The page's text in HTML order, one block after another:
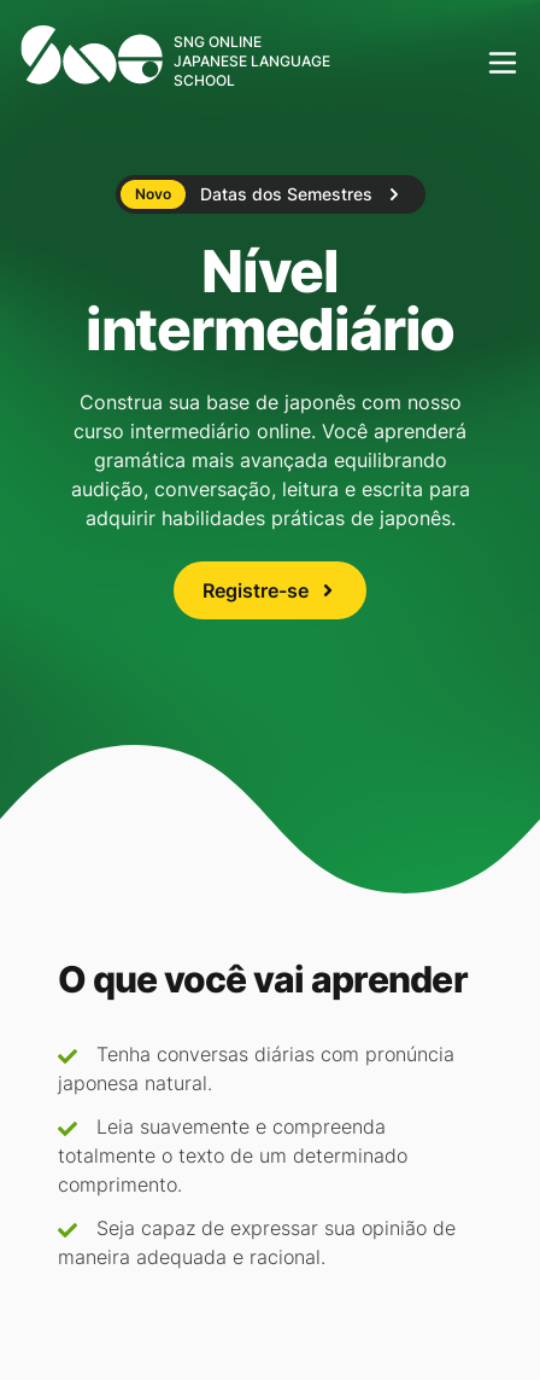
SNG ONLINE
JAPANESE LANGUAGE
SCHOOL
Novo Datas dos Semestres
Nível
intermediário
Construa sua base de japonês com nosso
curso intermediário online. Você aprenderá
gramática mais avançada equilibrando
audição, conversação, leitura e escrita para
adquirir habilidades práticas de japonês.
Registre-se
O que você vai aprender
Tenha conversas diárias com pronúncia
japonesa natural.
Leia suavemente e compreenda
totalmente o texto de um determinado
comprimento.
Seja capaz de expressar sua opinião de
maneira adequada e racional.